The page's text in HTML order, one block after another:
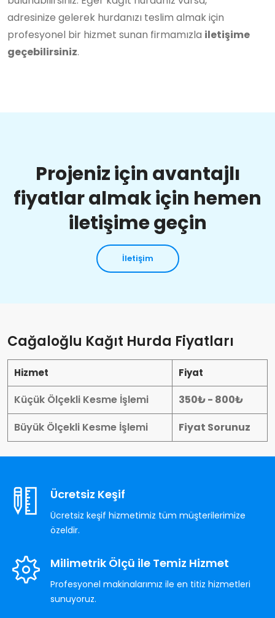
adresinize gelerek hurdanızı teslim almak için
profesyonel bir hizmet sunan firmamızla iletişime
geçebilirsiniz.
Projeniz için avantajlı
fiyatlar almak için hemen
iletişime geçin
İletişim
Cağaloğlu Kağıt Hurda Fiyatları
Hizmet Fiyat
Küçük Ölçekli Kesme İşlemi
350₺ - 800₺
Büyük Ölçekli Kesme İşlemi
Fiyat Sorunuz
Ücretsiz Keşif
Ücretsiz keşif hizmetimiz tüm müşterilerimize
özeldir.
Milimetrik Ölçü ile Temiz Hizmet
Profesyonel makinalarımız ile en titiz hizmetleri
sunuyoruz.